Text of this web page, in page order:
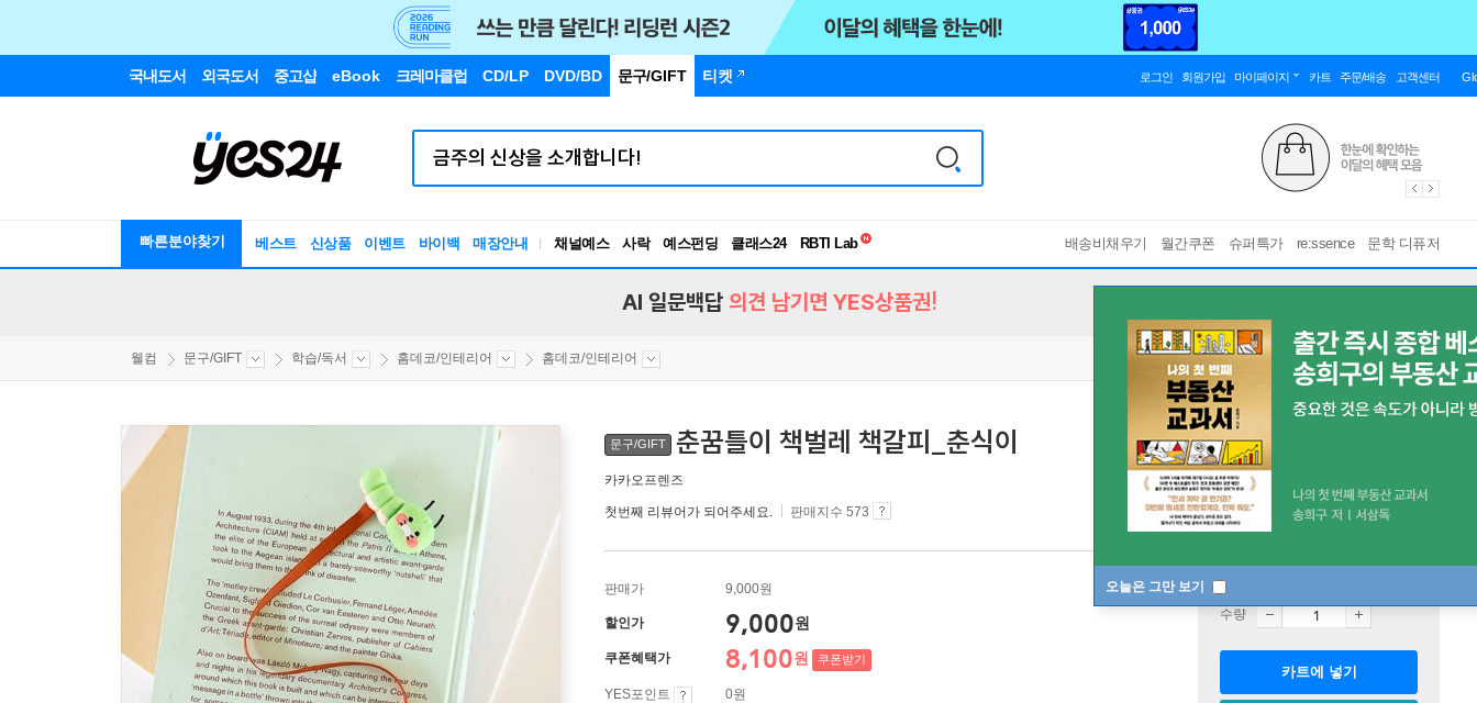
국내도서 외국도서 중고샵 eBook 크레마클럽 CD/LP DVD/BD 문구/GIFT 티켓 로그인 회원가입 마이페이지 카트 주문/배송 고객센터
빠른분야찾기 베스트 신상품 이벤트 바이백 매장안내 채널예스 사락 예스펀딩 클래스24
독서유형검사
배송비채우기 월간쿠폰 슈퍼특가 re:ssence 문학 디퓨저
오늘은 그만 보기
AI 일문백답 의견 남기면 YES상품권!
웰컴 문구/GIFT 학습/독서 홈데코/인테리어 홈데코/인테리어
문구/GIFT 춘꿈틀이 책벌레 책갈피_춘식이
카카오프렌즈
첫번째 리뷰어가 되어주세요. 판매지수 573
판매가 9,000원
할인가 9,000원
쿠폰혜택가 8,100원 쿠폰받기
YES포인트 0원
판매중
수량
카트에 넣기